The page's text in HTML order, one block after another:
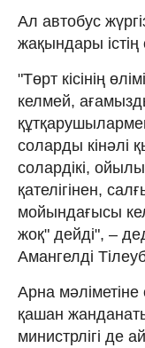
Ал автобус
жақындары
"Төрт кісінің
келмей,
соларды кінәлі
солардікі,
қателігінен,
мойындағысы
жоқ" дейді", –
Амангелді
Арна
қашан
министрлігі де